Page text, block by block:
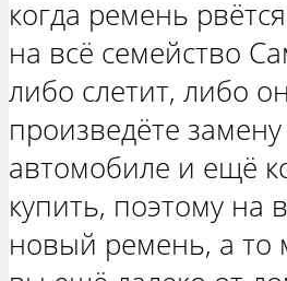
когда ремень
на всё семейство
либо слетит, либо
произведёте
автомобиле и ещё
купить, поэтому на
новый ремень, а то